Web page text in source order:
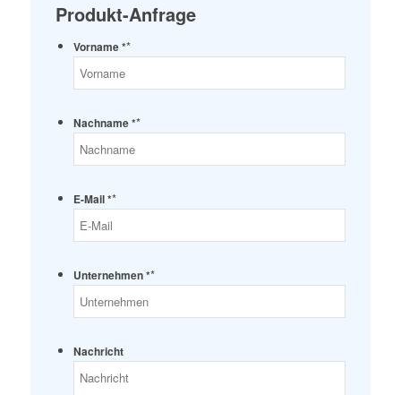
Produkt-Anfrage
Vorname **
Nachname **
E-Mail **
Unternehmen **
Nachricht